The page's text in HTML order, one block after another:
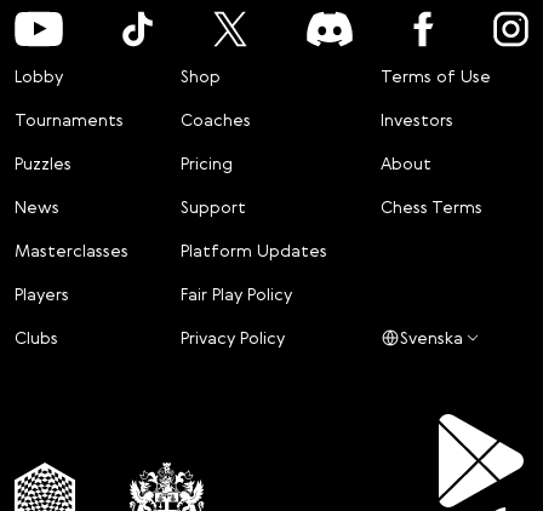
Lobby
Tournaments
Puzzles
News
Masterclasses
Players
Clubs
Shop
Coaches
Pricing
Support
Platform Updates
Fair Play Policy
Privacy Policy
Terms of Use
Investors
About
Chess Terms
Svenska